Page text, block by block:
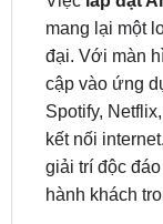
Suzuki XL7
Tăng cường
Việclắp đặt
mang lại một
đại. Với màn
cập vào ứng
Spotify,